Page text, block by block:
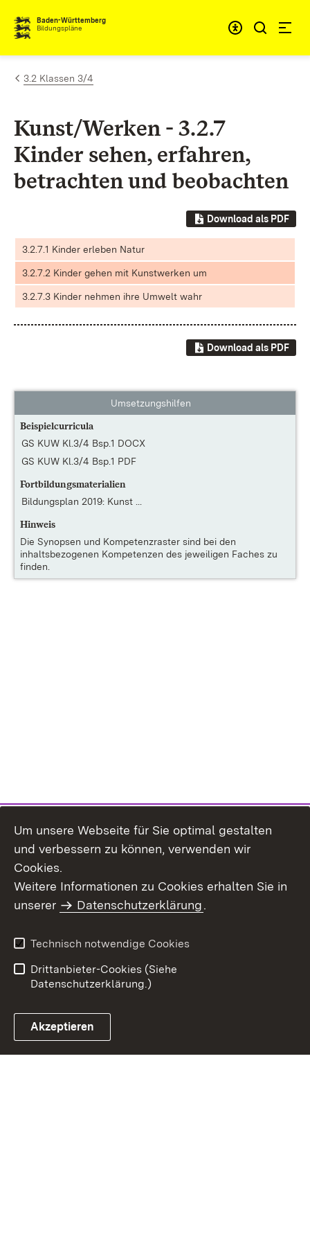
Zum Inhalt springen
Baden-Württemberg
Bildungspläne
3.2 Klassen 3/4
Kunst/Werken - 3.2.7
Kinder sehen, erfahren,
betrachten und beobachten
Download als PDF
3.2.7.1 Kinder erleben Natur
3.2.7.2 Kinder gehen mit Kunstwerken um
3.2.7.3 Kinder nehmen ihre Umwelt wahr
Download als PDF
Umsetzungshilfen
Beispielcurricula
GS KUW Kl.3/4 Bsp.1 DOCX
GS KUW Kl.3/4 Bsp.1 PDF
Fortbildungsmaterialien
Bildungsplan 2019: Kunst ...
Hinweis
Die Synopsen und Kompetenzraster sind bei den
inhaltsbezogenen Kompetenzen des jeweiligen Faches zu
finden.
Um unsere Webseite für Sie optimal gestalten
und verbessern zu können, verwenden wir
Cookies.
Weitere Informationen zu Cookies erhalten Sie in
unserer
Datenschutzerklärung.
Technisch notwendige Cookies
Drittanbieter-Cookies (Siehe
Datenschutzerklärung.)
Akzeptieren